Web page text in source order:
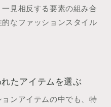
見相反する要素の組み合
なファッションスタイル
たアイテムを選ぶ
ンアイテムの中でも、特